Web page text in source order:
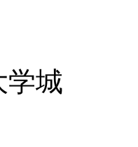
学城